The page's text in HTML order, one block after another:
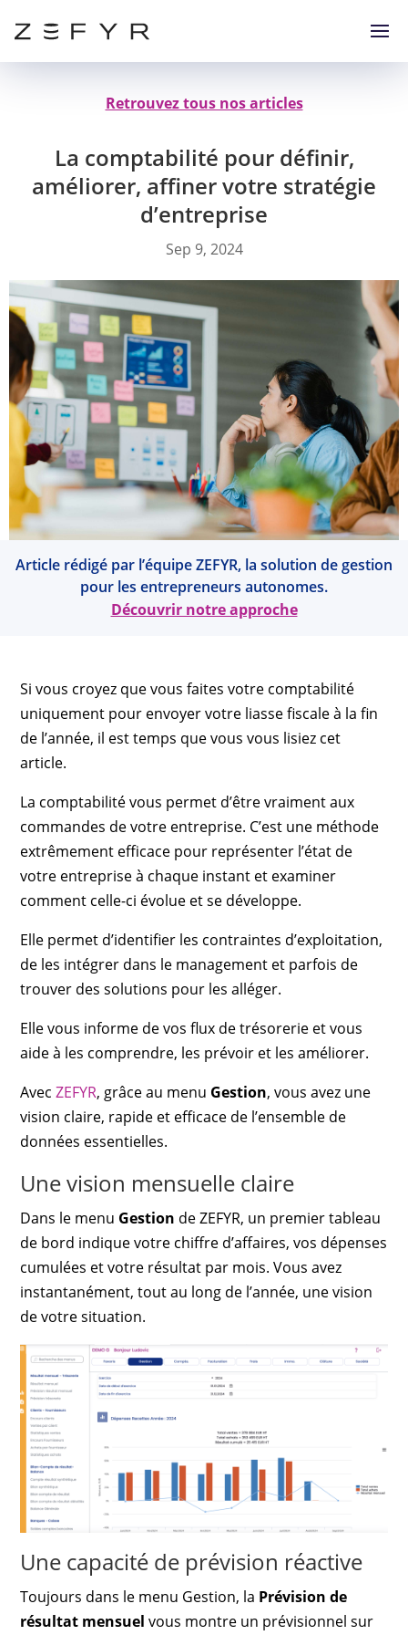
Retrouvez tous nos articles
La comptabilité pour définir,
améliorer, affiner votre stratégie
d’entreprise
Sep 9, 2024
Article rédigé par l’équipe ZEFYR, la solution de gestion
pour les entrepreneurs autonomes.
Découvrir notre approche
Si vous croyez que vous faites votre comptabilité
uniquement pour envoyer votre liasse fiscale à la fin
de l’année, il est temps que vous vous lisiez cet
article.
La comptabilité vous permet d’être vraiment aux
commandes de votre entreprise. C’est une méthode
extrêmement efficace pour représenter l’état de
votre entreprise à chaque instant et examiner
comment celle-ci évolue et se développe.
Elle permet d’identifier les contraintes d’exploitation,
de les intégrer dans le management et parfois de
trouver des solutions pour les alléger.
Elle vous informe de vos flux de trésorerie et vous
aide à les comprendre, les prévoir et les améliorer.
AvecZEFYR, grâce au menu Gestion, vous avez une
vision claire, rapide et efficace de l’ensemble de
données essentielles.
Une vision mensuelle claire
Dans le menu Gestion de ZEFYR, un premier tableau
de bord indique votre chiffre d’affaires, vos dépenses
cumulées et votre résultat par mois. Vous avez
instantanément, tout au long de l’année, une vision
de votre situation.
Une capacité de prévision réactive
Toujours dans le menu Gestion, la Prévision de
résultat mensuel vous montre un prévisionnel sur